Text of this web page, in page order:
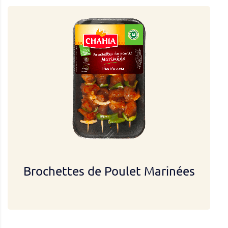
Brochettes de Poulet Marinées